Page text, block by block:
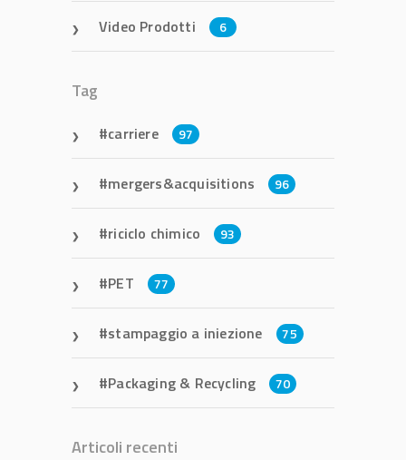
Video Prodotti 6
Tag
carriere 97
mergers&acquisitions 96
riciclo chimico 93
PET 77
stampaggio a iniezione 75
Packaging & Recycling 70
Articoli recenti